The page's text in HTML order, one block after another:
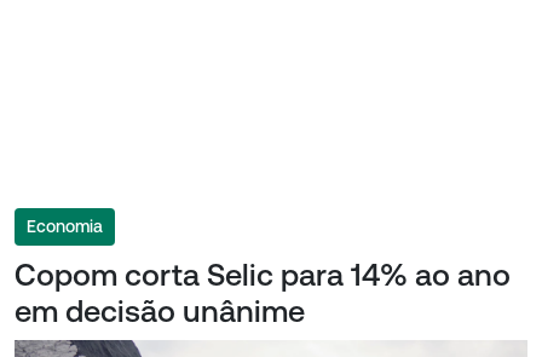
Economia
Copom corta Selic para 14% ao ano
em decisão unânime